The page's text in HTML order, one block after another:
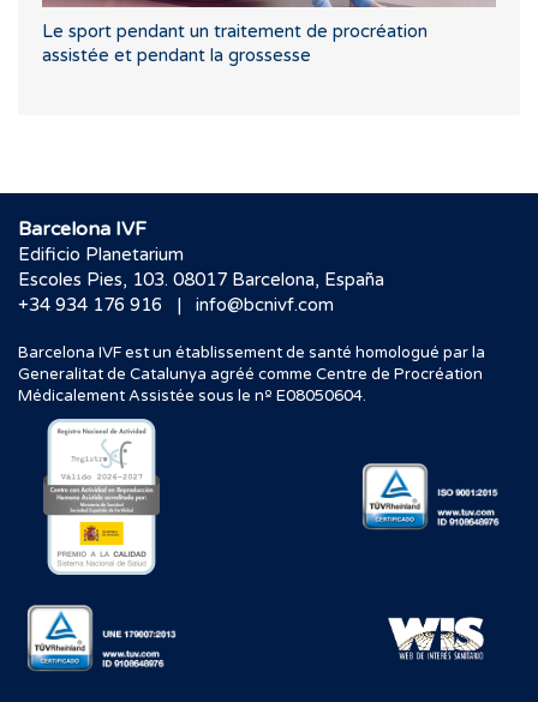
Le sport pendant un traitement de procréation
assistée et pendant la grossesse
Barcelona IVF
Edificio Planetarium
Escoles Pies, 103. 08017 Barcelona, España
+34 934 176 916
| info@bcnivf.com
Barcelona IVF est un établissement de santé homologué par la
Generalitat de Catalunya agréé comme Centre de Procréation
Médicalement Assistée sous le nº E08050604.